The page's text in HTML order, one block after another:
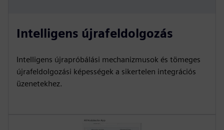
Intelligens újrafeldolgozás
Intelligens újrapróbálási mechanizmusok és tömeges
újrafeldolgozási képességek a sikertelen integrációs
üzenetekhez.